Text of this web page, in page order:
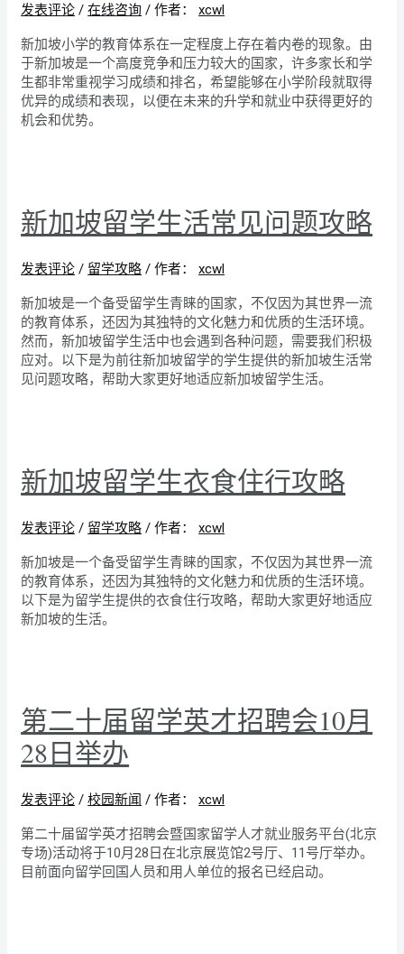
发表评论 /在线咨询 / 作者： xcwl
新加坡小学的教育体系在一定程度上存在着内卷的现象。由
于新加坡是一个高度竞争和压力较大的国家，许多家长和学
生都非常重视学习成绩和排名，希望能够在小学阶段就取得
优异的成绩和表现，以便在未来的升学和就业中获得更好的
机会和优势。
新加坡留学生活常见问题攻略
发表评论 / 留学攻略 / 作者： xcwl
新加坡是一个备受留学生青睐的国家，不仅因为其世界一流
的教育体系，还因为其独特的文化魅力和优质的生活环境。
然而，新加坡留学生活中也会遇到各种问题，需要我们积极
应对。以下是为前往新加坡留学的学生提供的新加坡生活常
见问题攻略，帮助大家更好地适应新加坡留学生活。
新加坡留学生衣食住行攻略
发表评论 / 留学攻略 / 作者： xcwl
新加坡是一个备受留学生青睐的国家，不仅因为其世界一流
的教育体系，还因为其独特的文化魅力和优质的生活环境。
以下是为留学生提供的衣食住行攻略，帮助大家更好地适应
新加坡的生活。
第二十届留学英才招聘会10月
28日举办
发表评论 /校园新闻 / 作者： xcwl
第二十届留学英才招聘会暨国家留学人才就业服务平台(北京
专场)活动将于10月28日在北京展览馆2号厅、11号厅举办。
目前面向留学回国人员和用人单位的报名已经启动。